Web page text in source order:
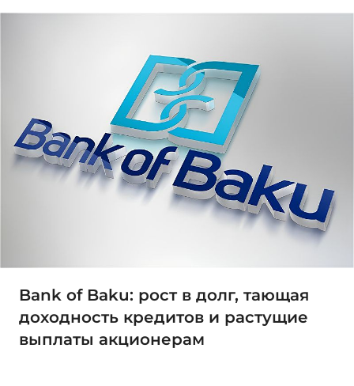
Bank of Baku: рост в долг, тающая
доходность кредитов и растущие
выплаты акционерам